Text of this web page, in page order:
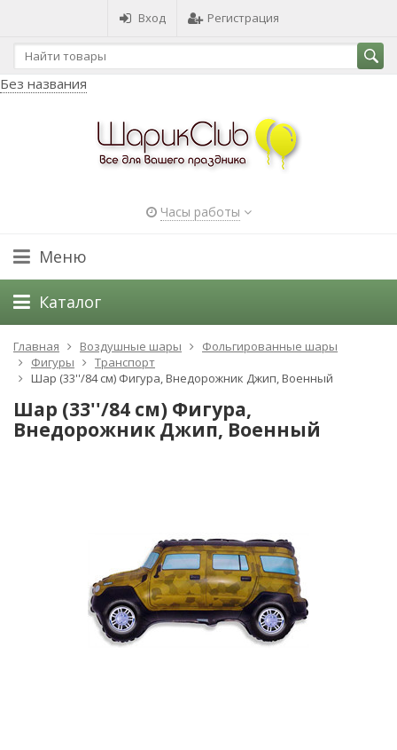
Вход Регистрация
Без названия
Часы работы
Меню
Каталог
Главная Воздушные шары
Фольгированные шары
Фигуры
Транспорт
Шар (33''/84 см) Фигура, Внедорожник Джип, Военный
Шар (33''/84 см) Фигура,
Внедорожник Джип, Военный